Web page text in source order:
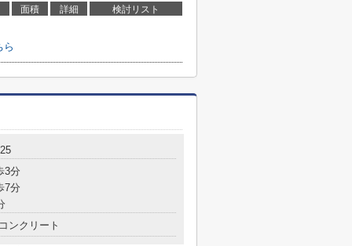
面積 詳細 検討リスト
ら
3分
7分
ンクリート